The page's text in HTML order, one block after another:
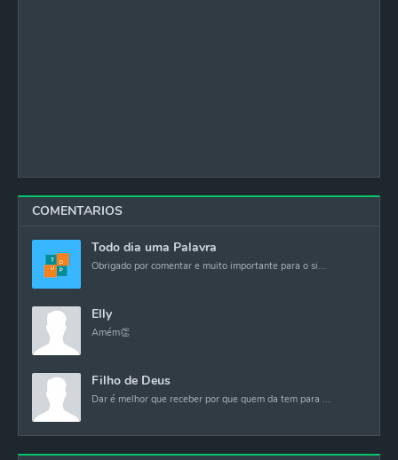
COMENTARIOS
Todo dia uma Palavra
Obrigado por comentar e muito importante para o si...
Elly
Amém👏
Filho de Deus
Dar é melhor que receber por que quem da tem para ...